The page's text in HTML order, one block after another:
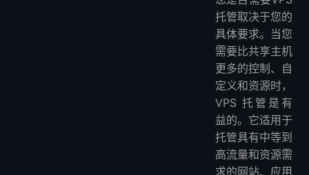
托管取决于您的
具体要求。当您
需要比共享主机
更多的控制、自
定义和资源时，
VPS 托管是有
益的。它适用于
托管具有中等到
高流量和资源需
求的网站、应用